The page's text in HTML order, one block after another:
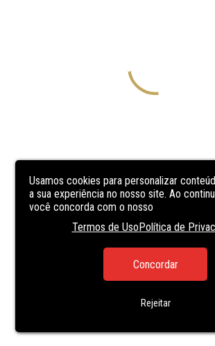
Usamos cookies para personalizar
a sua experiência no nosso site. Ao
você concorda com o nosso
Termos de UsoPolítica de
Concordar
Rejeitar